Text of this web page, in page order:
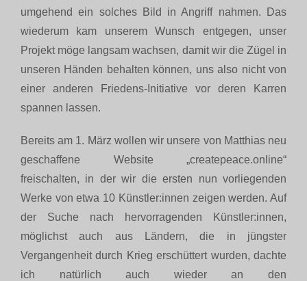
Kontakt
umgehend ein solches Bild in Angriff nahmen. Das
wiederum kam unserem Wunsch entgegen, unser
Projekt möge langsam wachsen, damit wir die Zügel in
unseren Händen behalten können, uns also nicht von
einer anderen Friedens-Initiative vor deren Karren
spannen lassen.
Bereits am 1. März wollen wir unsere von Matthias neu
geschaffene Website „createpeace.online“
freischalten, in der wir die ersten nun vorliegenden
Werke von etwa 10 Künstler:innen zeigen werden. Auf
der Suche nach hervorragenden Künstler:innen,
möglichst auch aus Ländern, die in jüngster
Vergangenheit durch Krieg erschüttert wurden, dachte
ich natürlich auch wieder an den